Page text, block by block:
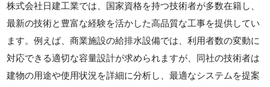
株式会社日建工業では、国家資格を持つ技術者が多数在籍し、
最新の技術と豊富な経験を活かした高品質な工事を提供してい
ます。例えば、商業施設の給排水設備では、利用者数の変動に
対応できる適切な容量設計が求められますが、同社の技術者は
建物の用途や使用状況を詳細に分析し、最適なシステムを提案